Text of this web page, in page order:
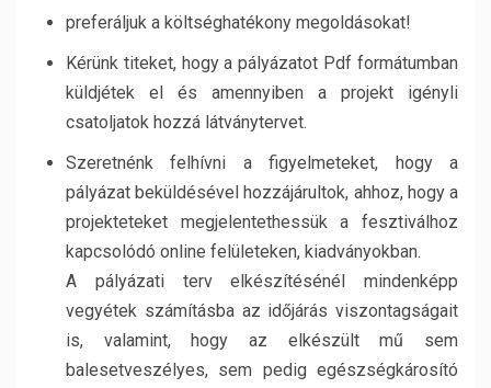
preferáljuk a költséghatékony megoldásokat!
Kérünk titeket, hogy a pályázatot Pdf formátumban
küldjétek el és amennyiben a projekt igényli
csatoljatok hozzá látványtervet.
Szeretnénk felhívni a figyelmeteket, hogy a
pályázat beküldésével hozzájárultok, ahhoz, hogy a
projekteteket megjelentethessük a fesztiválhoz
kapcsolódó online felületeken, kiadványokban.
A pályázati terv elkészítésénél mindenképp
vegyétek számításba az időjárás viszontagságait
is, valamint, hogy az elkészült mű sem
balesetveszélyes, sem pedig egészségkárosító